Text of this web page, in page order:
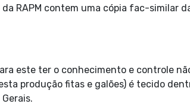
RAPM contem uma cópia fac-similar
este ter o conhecimento e controle
produção fitas e galões) é tecido